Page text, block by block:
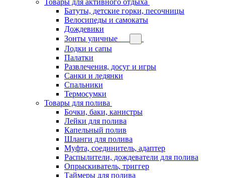
Батуты, детские горки, песочницы
Велосипеды и самокаты
Дождевики
Зонты уличные
Лодки и сапы
Палатки
Развлечения, досуг и игры
Санки и ледянки
Спальники
Термосумки
Товары для полива
Бочки, баки, канистры
Лейки для полива
Капельный полив
Шланги для полива
Муфта, соединитель, адаптер
Распылители, дождеватели для полива
Опрыскиватель, триггер
Таймеры для полива